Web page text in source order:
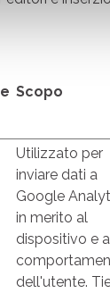
Scopo
Utilizzato per
inviare dati a
Google
in merito al
dispositivo e
dell'utente.